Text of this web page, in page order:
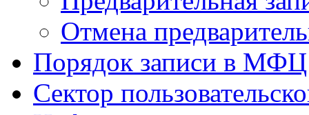
Отмена
Порядок записи в МФЦ
Сектор